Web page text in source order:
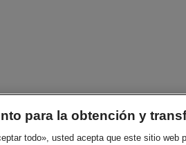
para la obtención y
todo», usted acepta que este sitio